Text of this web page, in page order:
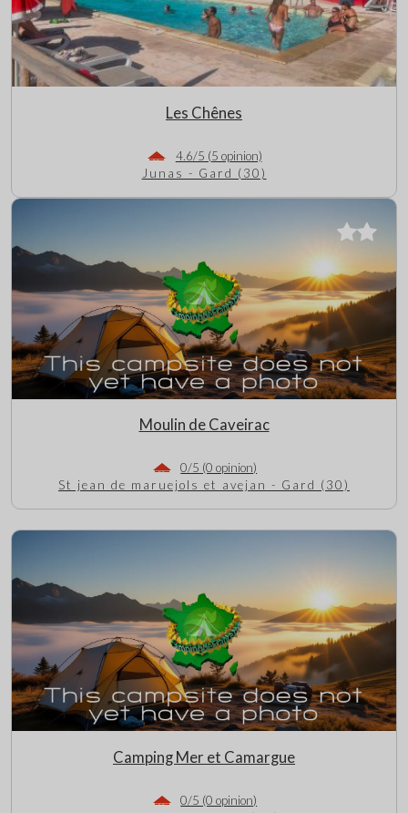
Les Chênes
4.6/5 (5 opinion)
Junas - Gard (30)
Moulin de Caveirac
0/5 (0 opinion)
St jean de maruejols et avejan - Gard (30)
Camping Mer et Camargue
0/5 (0 opinion)